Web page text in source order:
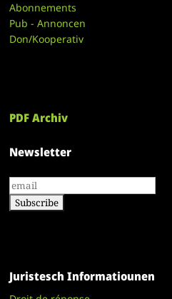
Abonnements
Pub - Annoncen
Don/Kooperativ
PDF Archiv
Newsletter
Juristesch Informatiounen